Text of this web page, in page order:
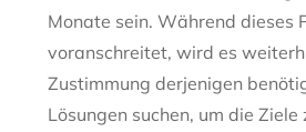
Monate sein. Während dieses
voranschreitet, wird es
Zustimmung derjenigen
Lösungen suchen, um die Ziele